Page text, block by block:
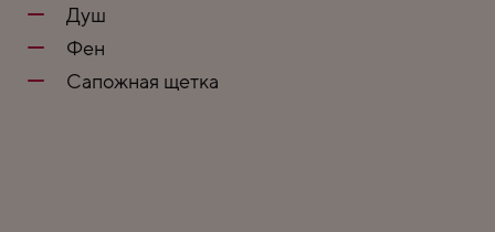
Душ
Фен
Сапожная щетка